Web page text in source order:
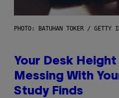
PHOTO: BATUHAN TOKER / GETTY
Your Desk Height
Messing With
Study Finds